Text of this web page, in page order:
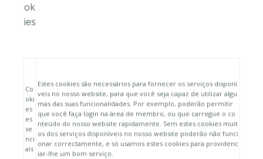
ok
ies
Co
oki
es
es
se
nci
ais
Estes cookies são necessários para fornecer os serviços disponí
veis no nosso website, para que você seja capaz de utilizar algu
mas das suas funcionalidades. Por exemplo, poderão permitir
que você faça login na área de membro, ou que carregue o co
nteúdo do nosso website rapidamente. Sem estes cookies muit
os dos serviços disponíveis no nosso website poderão não funci
onar correctamente, e só usamos estes cookies para providenc
iar-lhe um bom serviço.